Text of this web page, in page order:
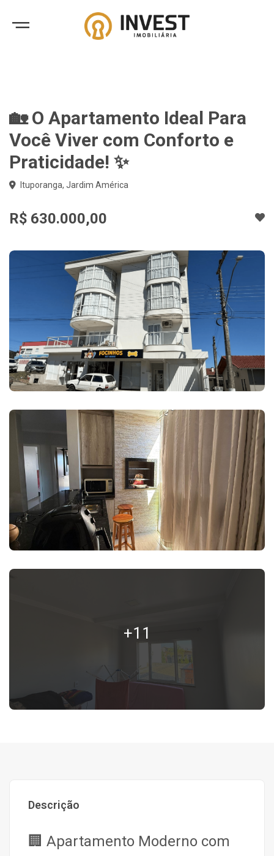
🏡 O Apartamento Ideal Para
Você Viver com Conforto e
Praticidade! ✨
Ituporanga, Jardim América
R$ 630.000,00
+11
Descrição
🏢 Apartamento Moderno com